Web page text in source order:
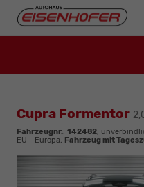
Cupra Formentor
Fahrzeugnr.: 142482,
EU - Europa, Fahrzeug mit